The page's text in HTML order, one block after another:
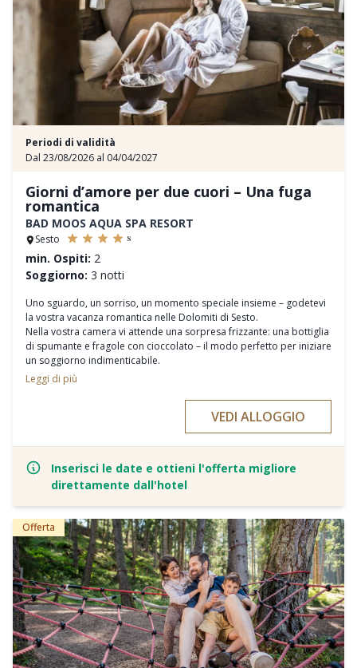
Periodi di validità
Dal 23/08/2026 al 04/04/2027
Giorni d’amore per due cuori – Una fuga
romantica
BAD MOOS AQUA SPA RESORT
Sesto s
min. Ospiti: 2
Soggiorno: 3 notti
Uno sguardo, un sorriso, un momento speciale insieme – godetevi
la vostra vacanza romantica nelle Dolomiti di Sesto.
Nella vostra camera vi attende una sorpresa frizzante: una bottiglia
di spumante e fragole con cioccolato – il modo perfetto per iniziare
un soggiorno indimenticabile.
3 notti con mezza pensione, incluso il nostro "Servizio Felicità"
Bagno romantico di coppia nella Private Spa Suite Alpine
Massaggio rilassante per tutto il corpo
Programma “Move & Balance” giornaliero per esperienze da
Leggi di più
VEDI ALLOGGIO
Inserisci le date e ottieni l'offerta migliore
direttamente dall'hotel
Offerta